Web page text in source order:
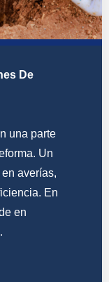
De
una parte
Un
averías,
En
en